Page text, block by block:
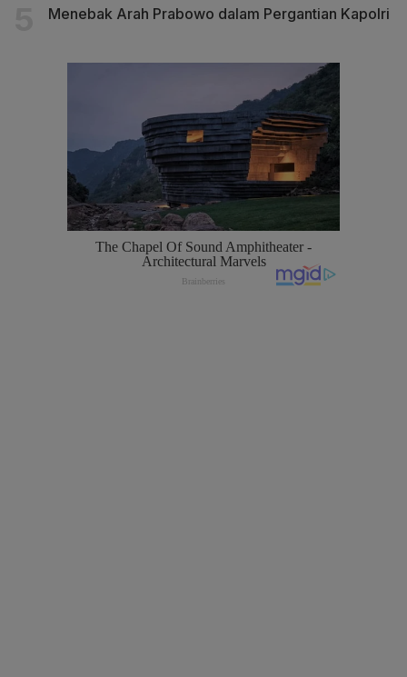
Menebak Arah Prabowo dalam Pergantian Kapolri